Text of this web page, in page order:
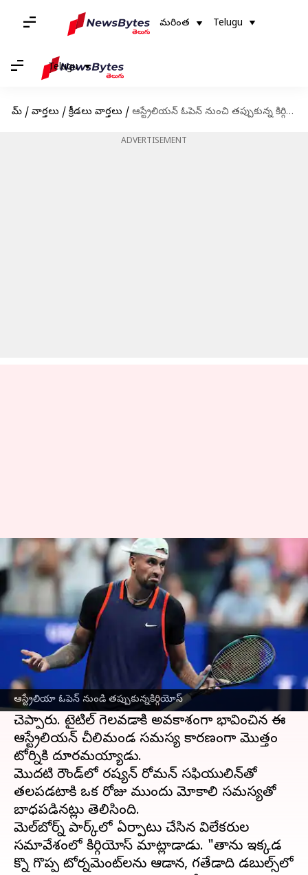
మరింత Telugu
Telugu
హోమ్ / వార్తలు / క్రీడలు వార్తలు / ఆస్ట్రేలియన్ ఓపెన్ నుంచి తప్పుకున్న కిర్గియోస్
ADVERTISEMENT
ఆస్ట్రేలియా ఓపెన్ నుండి తప్పుకున్నకిర్గియోస్
ఆస్ట్రేలియన్ ఓపెన్ నుంచి తప్పుకున్న
కిర్గియోస్
Jayachandra Akuri Jan 16, 2023 01:08 pm
ఈ వార్తాకథనం ఏంటి
నిక్ కిర్గయోస్ ఆస్రేలియా ఓపెన్ నుండి తప్పుకున్నాడు.
గాయం కారణంగా తన సొంత గ్రౌండ్ లో స్లామ్‌
ఆడకపోవడం చాలా దారుణమైన విషయమని కిర్గియోస్
చెప్పారు. టైటిల్ గెలవడానికి అవకాశంగా భావించిన ఈ
ఆస్ట్రేలియన్ చీలిమండ సమస్య కారణంగా మొత్తం
టోర్నికి దూరమయ్యాడు.
మొదటి రౌండ్‌లో రష్యన్ రోమన్ సఫియులిన్‌తో
తలపడటానికి ఒక రోజు ముందు మోకాలి సమస్యతో
బాధపడినట్లు తెలిసింది.
మెల్‌బోర్న్ పార్క్‌లో ఏర్పాటు చేసిన విలేకరుల
సమావేశంలో కిర్గియోస్ మాట్లాడాడు. "తాను ఇక్కడ
కొన్ని గొప్ప టోర్నమెంట్‌లను ఆడానని, గతేడాది డబుల్స్‌లో